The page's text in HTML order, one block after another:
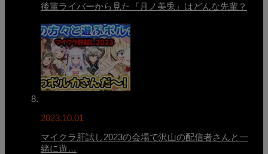
後輩ライバーから見た『月ノ美兎』はどんな先輩？
2023.10.01
マイクラ肝試し2023の会場で沢山の配信者さんと一
緒に遊…